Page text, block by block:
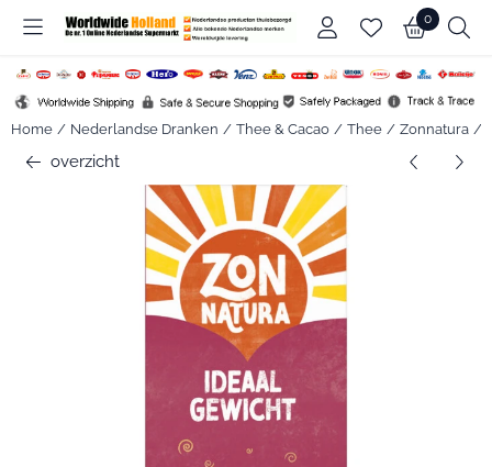
Cookievoorkeuren zijn beschikbaar. Kies instellingen of sta alle
0
Home / Nederlandse Dranken / Thee & Cacao / Thee / Zonnatura /
overzicht